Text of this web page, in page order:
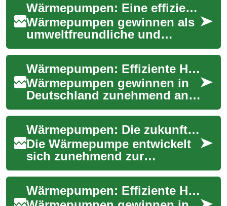
Wärmepumpen: Eine effiziente Heizlösung für Altbauten
Wärmepumpen gewinnen als
umweltfreundliche und
energieeffiziente Heizlösung
zunehmend an Bedeutung.
Besonders im Bere...
Wärmepumpen: Effiziente Heizlösung für Altbauten und Neubauten
Wärmepumpen gewinnen in
Deutschland zunehmend an
Bedeutung als
umweltfreundliche und
effiziente Heizlösung. Sie
nutze...
Wärmepumpen: Die zukunftssichere Heizungstechnologie für Neu- und Altbauten
Die Wärmepumpe entwickelt
sich zunehmend zur
bevorzugten Heizungslösung
in Deutschland. Diese
innovative Technologie ...
Wärmepumpen: Effiziente Heizlösung für Altbauten und Neubauten